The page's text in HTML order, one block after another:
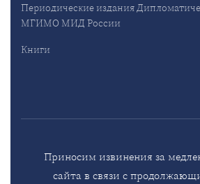
Периодические издания
МГИМО МИД России
Книги
Приносим извинения за
сайта в связи с